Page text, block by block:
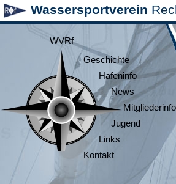
Wassersportverein
WVRf
Geschichte
Hafeninfo
News
Mitgliederinfo
Jugend
Links
Kontakt